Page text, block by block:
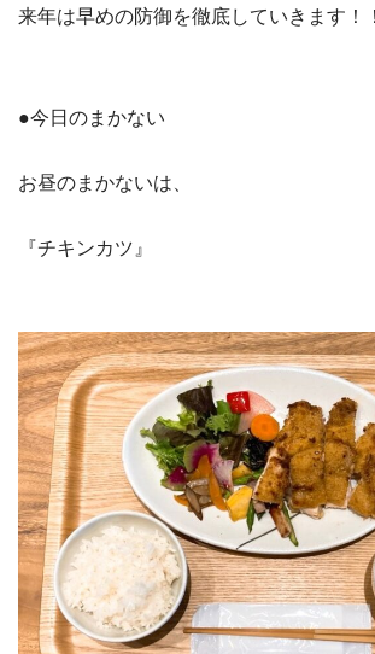
来年は早めの防御を徹底していきます！！
●今日のまかない
お昼のまかないは、
『チキンカツ』